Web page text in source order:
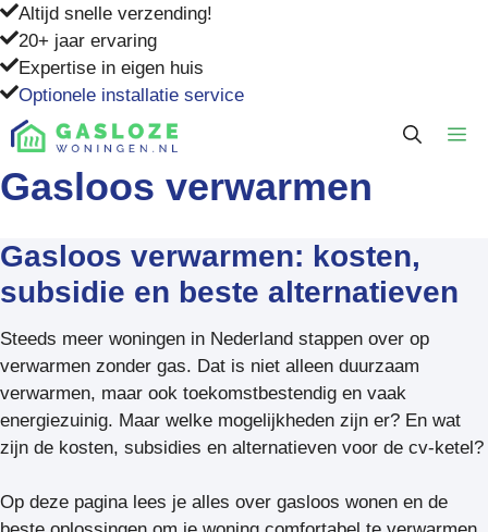
Ga
naar
de
inhoud
Altijd snelle verzending!
20+ jaar ervaring
Expertise in eigen huis
Optionele installatie service
Gasloos verwarmen
Gasloos verwarmen: kosten,
subsidie en beste alternatieven
Steeds meer woningen in Nederland stappen over op
verwarmen zonder gas. Dat is niet alleen duurzaam
verwarmen, maar ook toekomstbestendig en vaak
energiezuinig. Maar welke mogelijkheden zijn er? En wat
zijn de kosten, subsidies en alternatieven voor de cv-ketel?
Op deze pagina lees je alles over gasloos wonen en de